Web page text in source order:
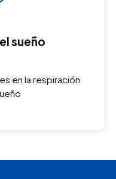
sueño
en la respiración